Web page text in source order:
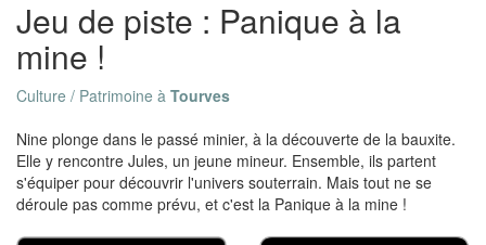
Jeu de piste : Panique à la
mine !
Culture / Patrimoine à Tourves
Nine plonge dans le passé minier, à la découverte de la bauxite.
Elle y rencontre Jules, un jeune mineur. Ensemble, ils partent
s'équiper pour découvrir l'univers souterrain. Mais tout ne se
déroule pas comme prévu, et c'est la Panique à la mine !